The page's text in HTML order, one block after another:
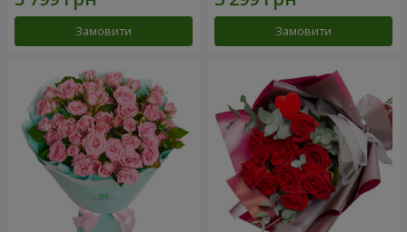
Замовити Замовити